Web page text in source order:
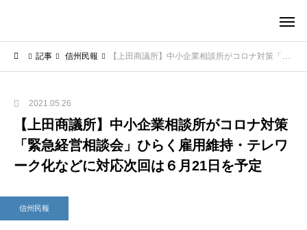
記事 信州民報 【上田商議所】中小企業相談所がコロナ対策「緊急経営相談会」ひらく雇用維持・テレワーク化などに対応次回は６月21日を予定
2021.05.26
【上田商議所】中小企業相談所がコロナ対策
「緊急経営相談会」ひらく雇用維持・テレワ
ーク化などに対応次回は６月21日を予定
信州民報